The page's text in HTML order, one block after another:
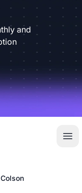
and